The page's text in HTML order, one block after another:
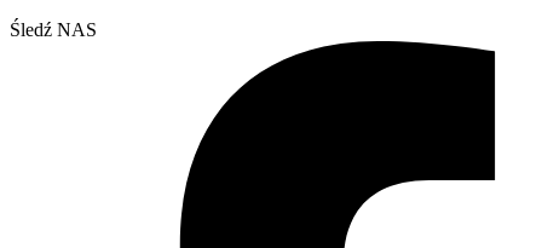
Śledź NAS